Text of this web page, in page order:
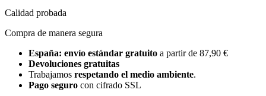
Calidad probada
Compra de manera segura
España: envío estándar gratuito a partir de 87,90 €
Devoluciones gratuitas
Trabajamos respetando el medio ambiente.
Pago seguro con cifrado SSL